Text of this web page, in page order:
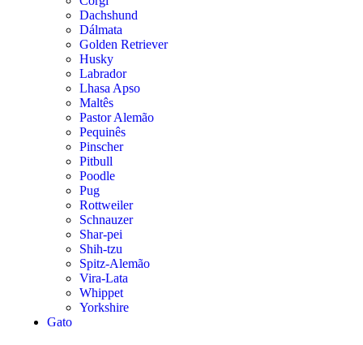
Dachshund
Dálmata
Golden Retriever
Husky
Labrador
Lhasa Apso
Maltês
Pastor Alemão
Pequinês
Pinscher
Pitbull
Poodle
Pug
Rottweiler
Schnauzer
Shar-pei
Shih-tzu
Spitz-Alemão
Vira-Lata
Whippet
Yorkshire
Gato